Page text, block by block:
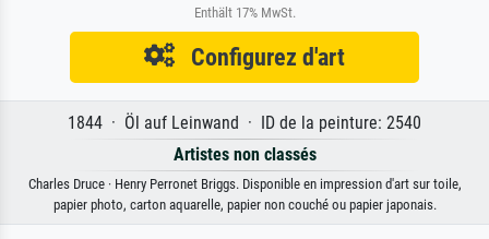
Enthält 17% MwSt.
Configurez d'art
1844 · Öl auf Leinwand · ID de la peinture: 2540
Artistes non classés
Charles Druce · Henry Perronet Briggs. Disponible en impression d'art sur toile,
papier photo, carton aquarelle, papier non couché ou papier japonais.